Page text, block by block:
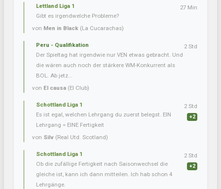
Lettland Liga 1
Gibt es irgendwelche Probleme?
von Men in Black (La Cucarachas)
27 Min
Peru - Qualifikation
Der Spieltag hat irgendwie nur VEN etwas gebracht. Und
die wären auch noch der stärkere WM-Konkurrent als
BOL. Ab jetz...
von El causa (El Club)
2 Std
Schottland Liga 1
Es ist egal, welchen Lehrgang du zuerst belegst. EIN
Lehrgang = EINE Fertigkeit
von Silv (Real Utd. Scotland)
2 Std
+2
Schottland Liga 1
Ob die zufällige Fertigkeit nach Saisonwechsel die
gleiche ist, kann ich dann mitteilen. Ich hab schon 4
Lehrgänge.
2 Std
+2